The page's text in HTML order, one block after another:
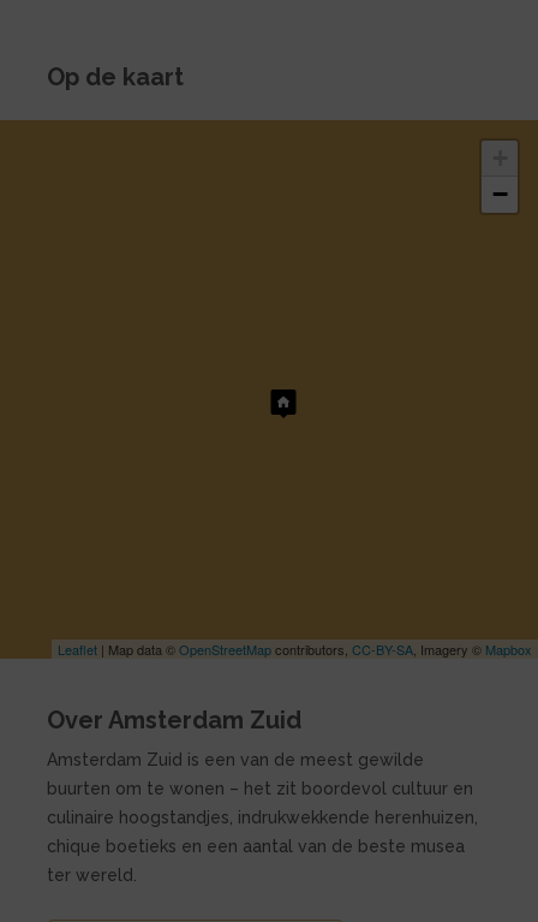
Op de kaart
−
Leaflet | Map data ©OpenStreetMapcontributors, CC-BY-SA , Imagery © Mapbox
Over Amsterdam Zuid
Amsterdam Zuid is een van de meest gewilde
buurten om te wonen – het zit boordevol cultuur en
culinaire hoogstandjes, indrukwekkende herenhuizen,
chique boetieks en een aantal van de beste musea
ter wereld.